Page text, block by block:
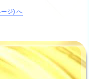
ジ) へ